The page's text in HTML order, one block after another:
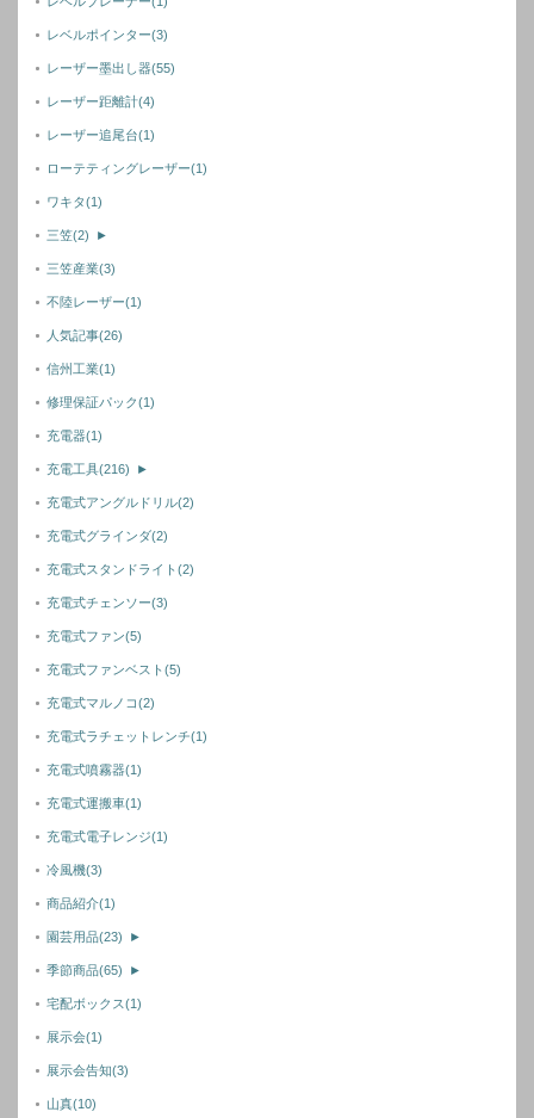
レベルポインター(3)
レーザー墨出し器(55)
レーザー距離計(4)
レーザー追尾台(1)
ローテティングレーザー(1)
ワキタ(1)
三笠(2) ►
三笠産業(3)
不陸レーザー(1)
人気記事(26)
信州工業(1)
修理保証パック(1)
充電器(1)
充電工具(216) ►
充電式アングルドリル(2)
充電式グラインダ(2)
充電式スタンドライト(2)
充電式チェンソー(3)
充電式ファン(5)
充電式ファンベスト(5)
充電式マルノコ(2)
充電式ラチェットレンチ(1)
充電式噴霧器(1)
充電式運搬車(1)
充電式電子レンジ(1)
冷風機(3)
商品紹介(1)
園芸用品(23) ►
季節商品(65) ►
宅配ボックス(1)
展示会(1)
展示会告知(3)
山真(10)